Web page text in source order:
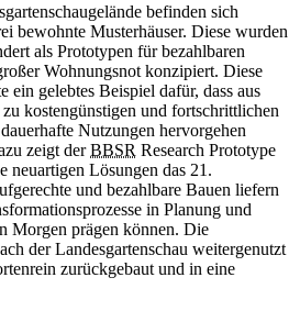
befinden sich
bewohnte Musterhäuser. Diese wurden
als Prototypen für bezahlbaren
Wohnungsnot konzipiert. Diese
ein gelebtes Beispiel dafür, dass aus
kostengünstigen und fortschrittlichen
Nutzungen hervorgehen
zeigt derBBSR Research Prototype
neuartigen Lösungen das 21.
und bezahlbare Bauen liefern
in Planung und
Morgen prägen können. Die
der Landesgartenschau weitergenutzt
zurückgebaut und in eine